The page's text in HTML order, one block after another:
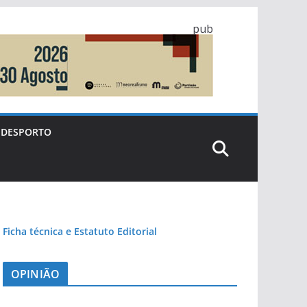
pub
DESPORTO
Ficha técnica e Estatuto Editorial
OPINIÃO